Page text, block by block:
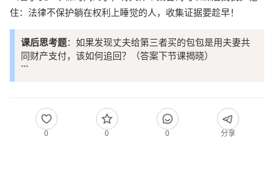
住：法律不保护躺在权利上睡觉的人，收集证据要趁早！
课后思考题：如果发现丈夫给第三者买的包包是用夫妻共
同财产支付，该如何追回？（答案下节课揭晓）
```
0 0 0 分享